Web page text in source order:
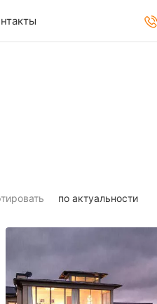
по актуальности